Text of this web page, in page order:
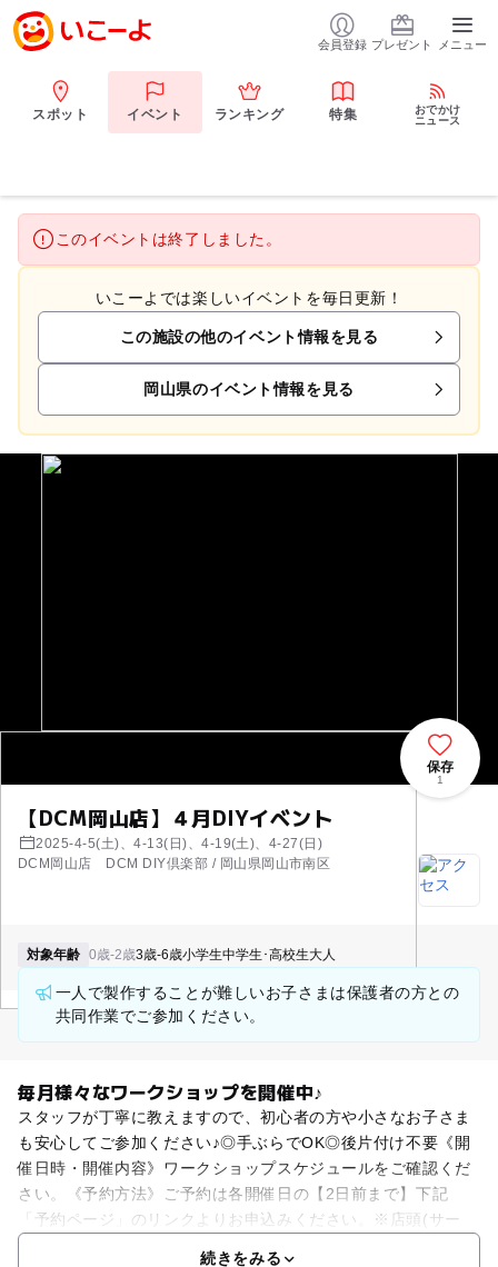
会員登録 プレゼント メニュー
スポット イベント ランキング 特集
おでかけ
ニュース
このイベントは終了しました。
いこーよでは楽しいイベントを毎日更新！
この施設の他のイベント情報を見る
岡山県のイベント情報を見る
【DCM岡山店】４月DIYイベント
2025-4-5(土)、4-13(日)、4-19(土)、4-27(日)
DCM岡山店 DCM DIY倶楽部 / 岡山県岡山市南区
保存
1
対象年齢 0歳-2歳3歳-6歳小学生中学生･高校生大人
一人で製作することが難しいお子さまは保護者の方との
共同作業でご参加ください。
毎月様々なワークショップを開催中♪
スタッフが丁寧に教えますので、初心者の方や小さなお子さま
も安心してご参加ください♪◎手ぶらでOK◎後片付け不要《開
催日時・開催内容》ワークショップスケジュールをご確認くだ
さい。《予約方法》ご予約は各開催日の【2日前まで】下記
「予約ページ」のリンクよりお申込みください。※店頭(サー
続きをみる